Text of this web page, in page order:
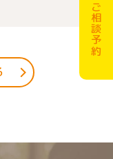
ご相談予約